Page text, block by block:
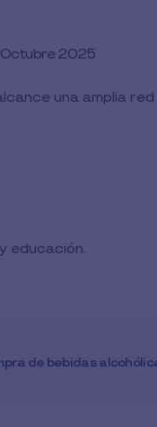
Octubre 2025
una amplia
educación.
de bebidas